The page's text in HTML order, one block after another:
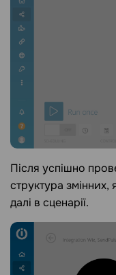
Після успішно
структура
далі в сценарії.